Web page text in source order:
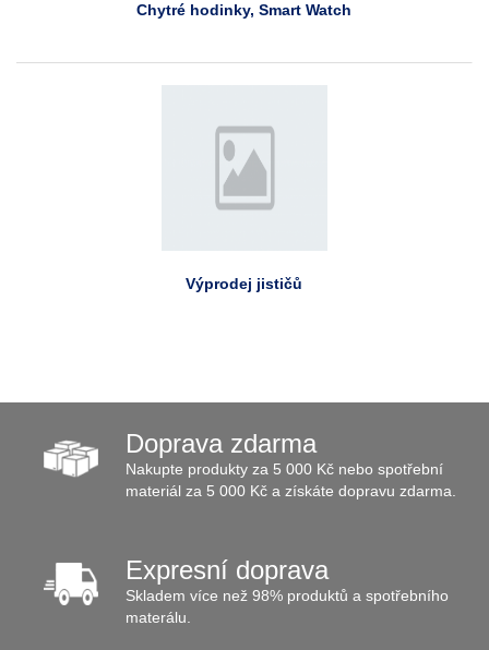
Chytré hodinky, Smart Watch
Výprodej jističů
Doprava zdarma
Nakupte produkty za 5 000 Kč nebo spotřební
materiál za 5 000 Kč a získáte dopravu zdarma.
Expresní doprava
Skladem více než 98% produktů a spotřebního
materálu.